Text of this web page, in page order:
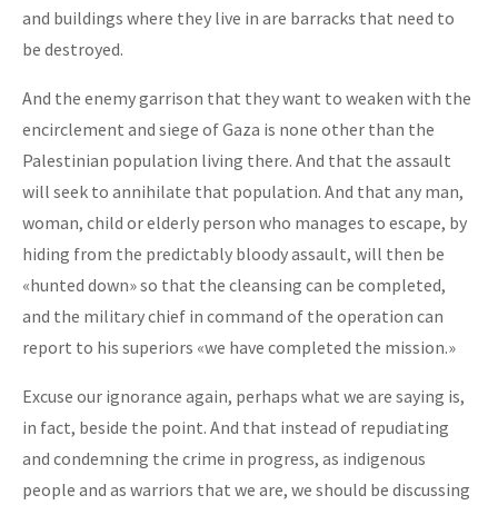
and buildings where they live in are barracks that need to
be destroyed.
And the enemy garrison that they want to weaken with the
encirclement and siege of Gaza is none other than the
Palestinian population living there. And that the assault
will seek to annihilate that population. And that any man,
woman, child or elderly person who manages to escape, by
hiding from the predictably bloody assault, will then be
«hunted down» so that the cleansing can be completed,
and the military chief in command of the operation can
report to his superiors «we have completed the mission.»
Excuse our ignorance again, perhaps what we are saying is,
in fact, beside the point. And that instead of repudiating
and condemning the crime in progress, as indigenous
people and as warriors that we are, we should be discussing